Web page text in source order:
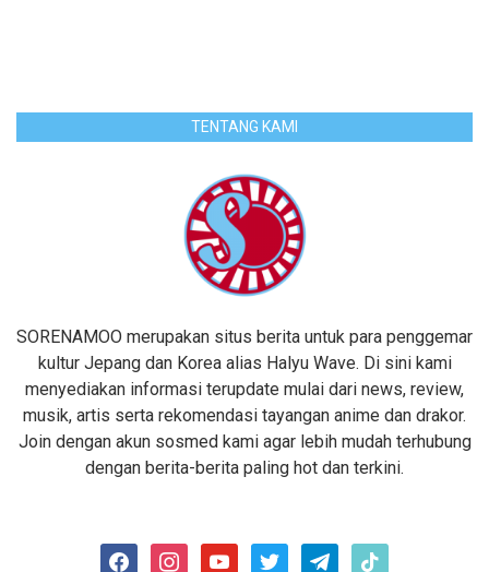
TENTANG KAMI
SORENAMOO merupakan situs berita untuk para penggemar
kultur Jepang dan Korea alias Halyu Wave. Di sini kami
menyediakan informasi terupdate mulai dari news, review,
musik, artis serta rekomendasi tayangan anime dan drakor.
Join dengan akun sosmed kami agar lebih mudah terhubung
dengan berita-berita paling hot dan terkini.
facebookinstagramyoutubetwitter telegramtiktok